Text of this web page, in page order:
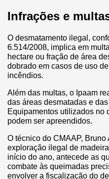
Infrações e
O desmatamento ilegal,
6.514/2008, implica em
hectare ou fração de área
dobrado em casos de uso
incêndios.
Além das multas, o Ipaam
das áreas desmatadas e
Equipamentos utilizados no
podem ser apreendidos.
O técnico do CMAAP, Bruno
exploração ilegal de
início do ano, antecede as
combate às queimadas
envolver a fiscalização do